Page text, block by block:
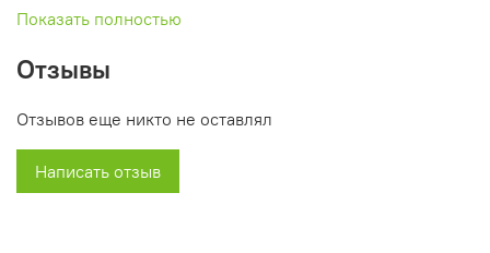
олицетворяют любовь, уважение и торжественную
Белые лилии: окружают розы - добавляют
Зелёная основа: выполнена из декоративных
контраст;
Размер: 160 см - делает венок масштабным и
Показать полностью
Отзывы
Отзывов еще никто не оставлял
Написать отзыв